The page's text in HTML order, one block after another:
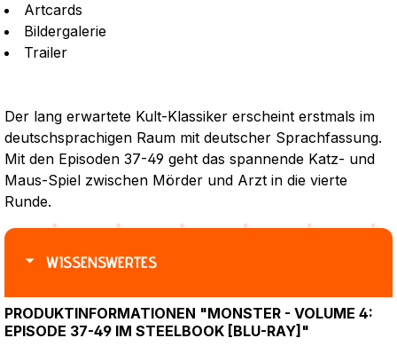
Artcards
Bildergalerie
Trailer
Der lang erwartete Kult-Klassiker erscheint erstmals im
deutschsprachigen Raum mit deutscher Sprachfassung.
Mit den Episoden 37-49 geht das spannende Katz- und
Maus-Spiel zwischen Mörder und Arzt in die vierte
Runde.
WISSENSWERTES
PRODUKTINFORMATIONEN "MONSTER - VOLUME 4:
EPISODE 37-49 IM STEELBOOK [BLU-RAY]"